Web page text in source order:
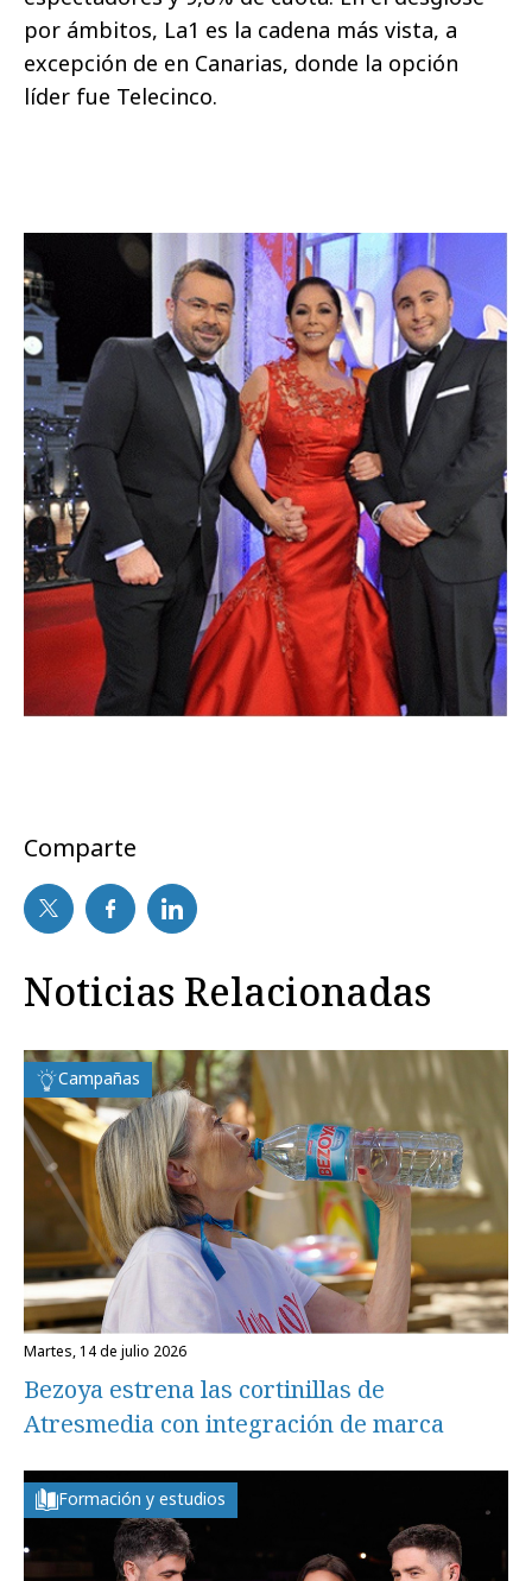
por ámbitos, La1 es la cadena más vista, a
excepción de en Canarias, donde la opción
líder fue Telecinco.
Comparte
Noticias Relacionadas
Campañas
martes, 14 de julio 2026
Bezoya estrena las cortinillas de
Atresmedia con integración de marca
Formación y estudios